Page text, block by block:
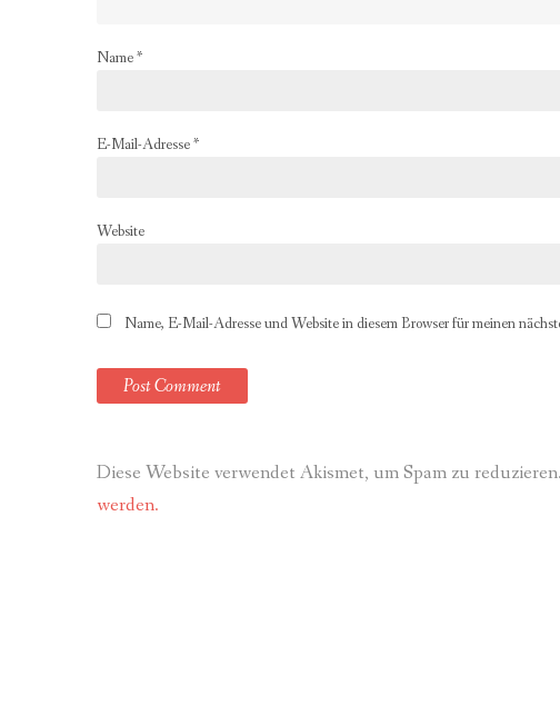
Name*
E-Mail-Adresse*
Website
Name, E-Mail-Adresse und Website in diesem Browser für meinen
Diese Website verwendet Akismet, um Spam zu reduzieren.
werden.